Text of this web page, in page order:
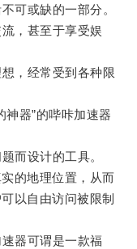
或缺的一部分。
，甚至于享受娱
，经常受到各种限
器”的哔咔加速器
而设计的工具。
的地理位置，从而
以自由访问被限制
器可谓是一款福